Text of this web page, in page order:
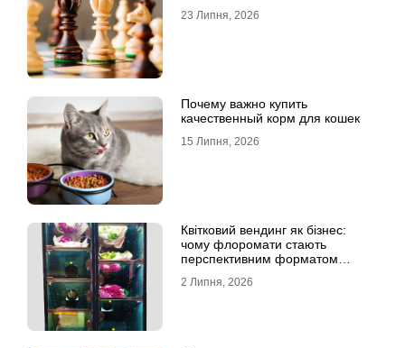
23 Липня, 2026
Почему важно купить
качественный корм для кошек
15 Липня, 2026
Квітковий вендинг як бізнес:
чому флоромати стають
перспективним форматом
2 Липня, 2026